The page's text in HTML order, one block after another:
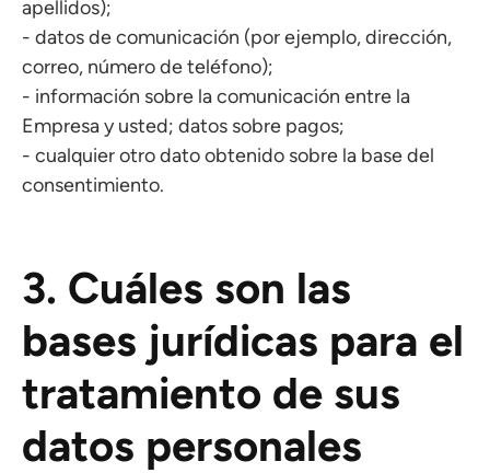
apellidos);
- datos de comunicación (por ejemplo, dirección,
correo, número de teléfono);
- información sobre la comunicación entre la
Empresa y usted; datos sobre pagos;
- cualquier otro dato obtenido sobre la base del
consentimiento.
3. Cuáles son las
bases jurídicas para el
tratamiento de sus
datos personales